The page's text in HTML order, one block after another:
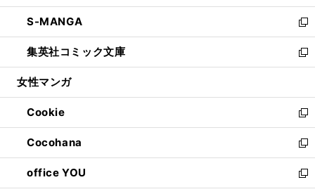
開
く
ウ
で
開
く
ン
ド
ウ
で
開
ウ
ィ
ン
ド
ウ
開
く
し
い
ウ
ィ
ン
ウ
で
開
く
S-MANGA
新
し
い
ウ
ン
ド
ウ
で
開
く
集英社コミック文庫
新
し
ウ
ィ
ン
ド
ウ
で
開
女性マンガ
Cookie
新
し
い
ウ
ィ
ン
Cocohana
新
し
い
ウ
office YOU
新
し